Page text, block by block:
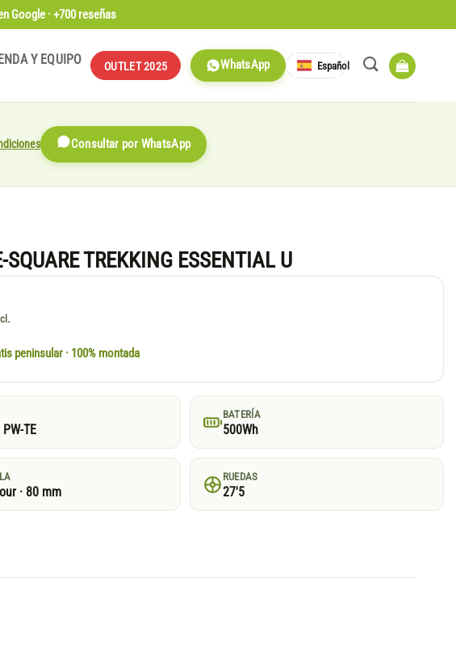
Google · +700 reseñas
Y EQUIPO OUTLET 2025 WhatsApp Español
Consultar por WhatsApp
SQUARE TREKKING ESSENTIAL U
peninsular · 100% montada
TE
BATERÍA
500Wh
· 80 mm
RUEDAS
27'5